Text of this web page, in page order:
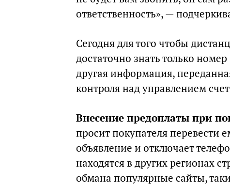
ответственность», —
Сегодня для того чтобы
достаточно знать только
другая информация,
контроля над управлением
Внесение предоплаты при
просит покупателя перевести
объявление и отключает
находятся в других регионах
обмана популярные сайты,